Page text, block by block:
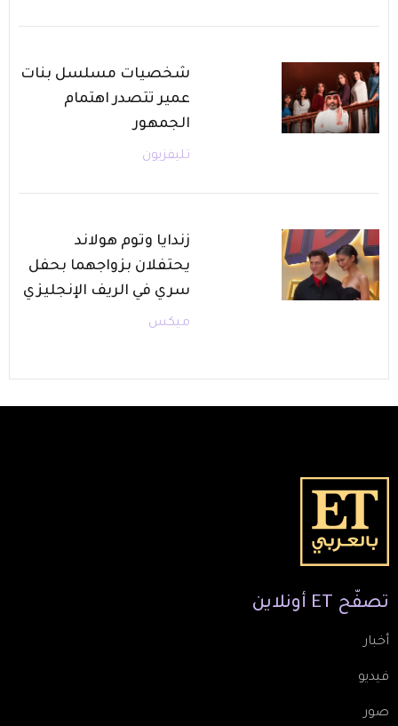
شخصيات مسلسل بنات
عمير تتصدر اهتمام
الجمهور
تليفزيون
زندايا وتوم هولاند
يحتفلان بزواجهما بحفل
سري في الريف الإنجليزي
ميكس
تصفّح ET أونلاين
أخبار
فيديو
صور